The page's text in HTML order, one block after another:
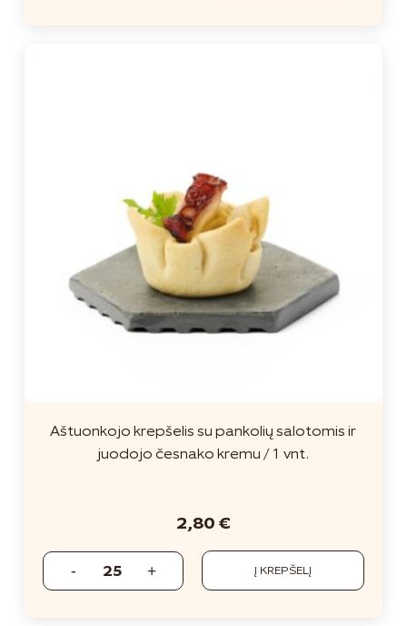
Aštuonkojo krepšelis su pankolių salotomis ir
juodojo česnako kremu / 1 vnt.
Į KREPŠELĮ
2,80 €